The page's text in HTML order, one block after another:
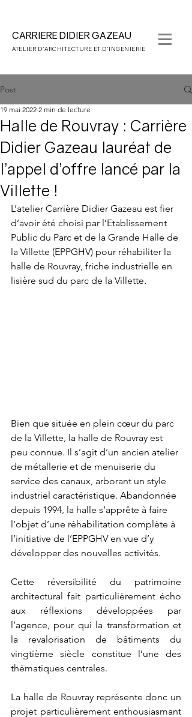
CARRIERE DIDIERGAZEAU
ATELIER D'ARCHITECTURE ET D'INGENIERIE
Post
Halle de Rouvray : Carrière
Didier Gazeau lauréat de
l’appel d’offre lancé par la
Villette !
19 mai 2022 2 min de lecture
L’atelier Carrière Didier Gazeau est fier
d’avoir été choisi par l’Etablissement
Public du Parc et de la Grande Halle de
la Villette (EPPGHV) pour réhabiliter la
halle de Rouvray, friche industrielle en
lisière sud du parc de la Villette.
Bien que située en plein cœur du parc
de la Villette, la halle de Rouvray est
peu connue. Il s’agit d’un ancien atelier
de métallerie et de menuiserie du
service des canaux, arborant un style
industriel caractéristique. Abandonnée
depuis 1994, la halle s’apprête à faire
l’objet d’une réhabilitation complète à
l’initiative de l’EPPGHV en vue d’y
développer des nouvelles activités.
Cette réversibilité du patrimoine
architectural fait particulièrement écho
aux réflexions développées par
l’agence, pour qui la transformation et
la revalorisation de bâtiments du
vingtième siècle constitue l’une des
thématiques centrales.
La halle de Rouvray représente donc un
projet particulièrement enthousiasmant